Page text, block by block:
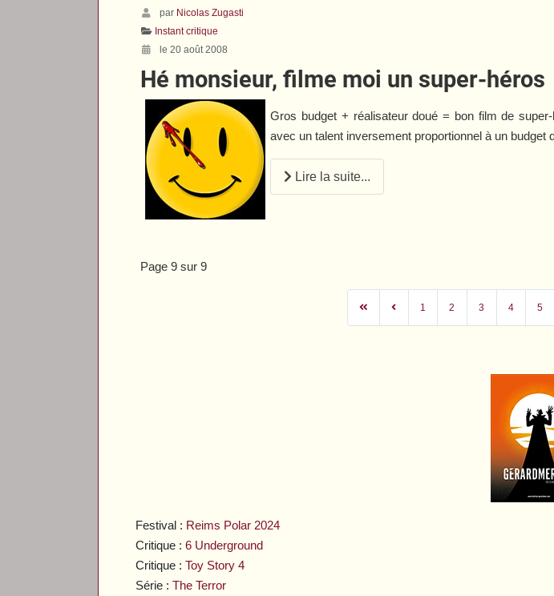
Festival : Reims Polar 2024
Critique :6 Underground
Critique :Toy Story 4
Série :The Terror
par Nicolas Zugasti
Instant critique
le 20 août 2008
Hé monsieur, filme moi un super-héros
Gros budget + réalisateur doué = bon film de
avec un talent inversement proportionnel à un
Lire la suite...
Page 9 sur 9
1 2 3 4 5